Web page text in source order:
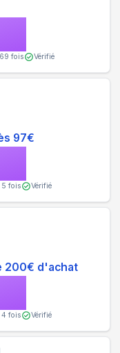
69 fois Vérifié
97€
5 fois Vérifié
200€ d'achat
4 fois Vérifié